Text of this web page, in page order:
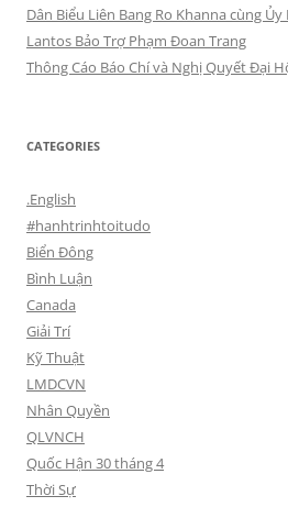
Dân Biểu Liên Bang Ro Khanna cùng
Lantos Bảo Trợ Phạm Đoan Trang
Thông Cáo Báo Chí và Nghị Quyết Đại
CATEGORIES
.English
#hanhtrinhtoitudo
Biển Đông
Bình Luận
Canada
Giải Trí
Kỹ Thuật
LMDCVN
Nhân Quyền
QLVNCH
Quốc Hận 30 tháng 4
Thời Sự